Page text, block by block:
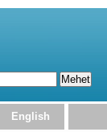
English